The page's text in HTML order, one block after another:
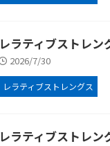
レラティブストレ
2026/7/30
レラティブストレングス
レラティブストレ